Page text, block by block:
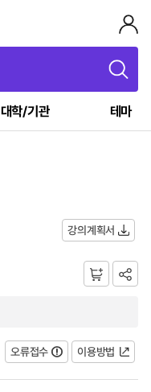
대학/기관 테마
강의계획서
오류접수 이용방법